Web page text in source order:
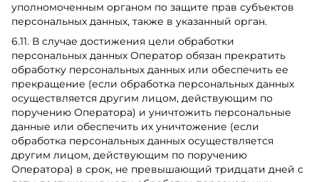
уполномоченным органом по защите прав субъектов
персональных данных, также в указанный орган.
6.11. В случае достижения цели обработки
персональных данных Оператор обязан прекратить
обработку персональных данных или обеспечить ее
прекращение (если обработка персональных данных
осуществляется другим лицом, действующим по
поручению Оператора) и уничтожить персональные
данные или обеспечить их уничтожение (если
обработка персональных данных осуществляется
другим лицом, действующим по поручению
Оператора) в срок, не превышающий тридцати дней с